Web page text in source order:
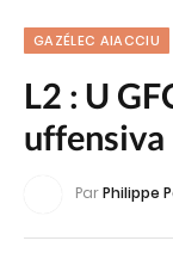
GAZÉLEC AIACCIU
L2 : U
uffensiva
ParPhilippe